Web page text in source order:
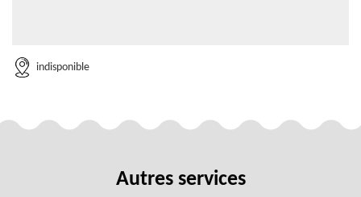
indisponible
Autres services